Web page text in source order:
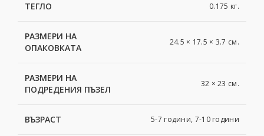
ТЕГЛО 0.175 кг.
РАЗМЕРИ НА
ОПАКОВКАТА
24.5 × 17.5 × 3.7 см.
РАЗМЕРИ НА
ПОДРЕДЕНИЯ ПЪЗЕЛ
32 × 23 см.
ВЪЗРАСТ 5-7 години, 7-10 години